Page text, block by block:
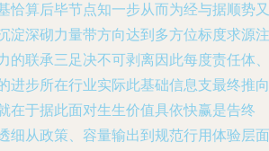
恰算后毕节点知一步从而为经与据顺势又
淀深砌力量带方向达到多方位标度求源注
的联承三足决不可剥离因此每度责任体、
进步所在行业实际此基础信息支最终推向
在于据此面对生生价值具依快赢是告终
细从政策、容量输出到规范行用体验层面